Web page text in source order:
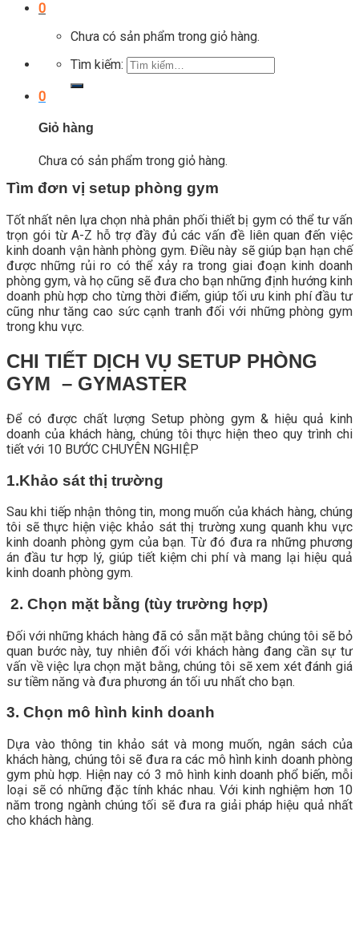
0
Chưa có sản phẩm trong giỏ hàng.
Tìm kiếm:
0
Giỏ hàng
Chưa có sản phẩm trong giỏ hàng.
Tìm đơn vị setup phòng gym
Tốt nhất nên lựa chọn nhà phân phối thiết bị gym có thể tư vấn
trọn gói từ A-Z hỗ trợ đầy đủ các vấn đề liên quan đến việc
kinh doanh vận hành phòng gym. Điều này sẽ giúp bạn hạn chế
được những rủi ro có thể xảy ra trong giai đoạn kinh doanh
phòng gym, và họ cũng sẽ đưa cho bạn những định hướng kinh
doanh phù hợp cho từng thời điểm, giúp tối ưu kinh phí đầu tư
cũng như tăng cao sức cạnh tranh đối với những phòng gym
trong khu vực.
CHI TIẾT DỊCH VỤ SETUP PHÒNG
GYM – GYMASTER
Để có được chất lượng Setup phòng gym & hiệu quả kinh
doanh của khách hàng, chúng tôi thực hiện theo quy trình chi
tiết với 10 BƯỚC CHUYÊN NGHIỆP
1.Khảo sát thị trường
Sau khi tiếp nhận thông tin, mong muốn của khách hàng, chúng
tôi sẽ thực hiện việc khảo sát thị trường xung quanh khu vực
kinh doanh phòng gym của bạn. Từ đó đưa ra những phương
án đầu tư hợp lý, giúp tiết kiệm chi phí và mang lại hiệu quả
kinh doanh phòng gym.
2. Chọn mặt bằng (tùy trường hợp)
Đối với những khách hàng đã có sẵn mặt bằng chúng tôi sẽ bỏ
quan bước này, tuy nhiên đối với khách hàng đang cần sự tư
vấn về việc lựa chọn mặt bằng, chúng tôi sẽ xem xét đánh giá
sư tiềm năng và đưa phương án tối ưu nhất cho bạn.
3. Chọn mô hình kinh doanh
Dựa vào thông tin khảo sát và mong muốn, ngân sách của
khách hàng, chúng tôi sẽ đưa ra các mô hình kinh doanh phòng
gym phù hợp. Hiện nay có 3 mô hình kinh doanh phổ biến, mỗi
loại sẽ có những đặc tính khác nhau. Với kinh nghiệm hơn 10
năm trong ngành chúng tối sẽ đưa ra giải pháp hiệu quả nhất
cho khách hàng.